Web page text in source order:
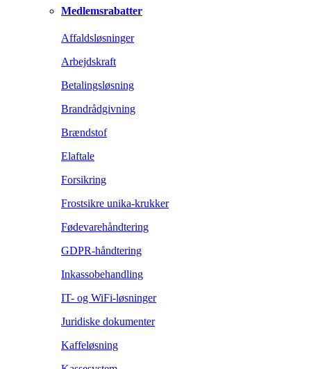
Medlemsrabatter
Affaldsløsninger
Arbejdskraft
Betalingsløsning
Brandrådgivning
Brændstof
Elaftale
Forsikring
Frostsikre unika-krukker
Fødevarehåndtering
GDPR-håndtering
Inkassobehandling
IT- og WiFi-løsninger
Juridiske dokumenter
Kaffeløsning